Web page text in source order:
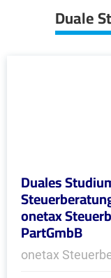
Duale
Duales
onetax
PartGmbB
onetax